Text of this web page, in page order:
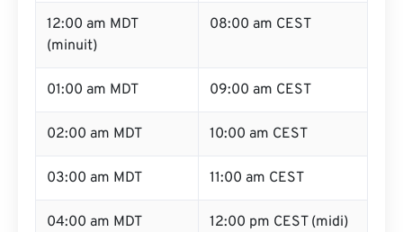
12:00 am MDT
(minuit)
08:00 am CEST
01:00 am MDT 09:00 am CEST
02:00 am MDT 10:00 am CEST
03:00 am MDT 11:00 am CEST
04:00 am MDT 12:00 pm CEST (midi)